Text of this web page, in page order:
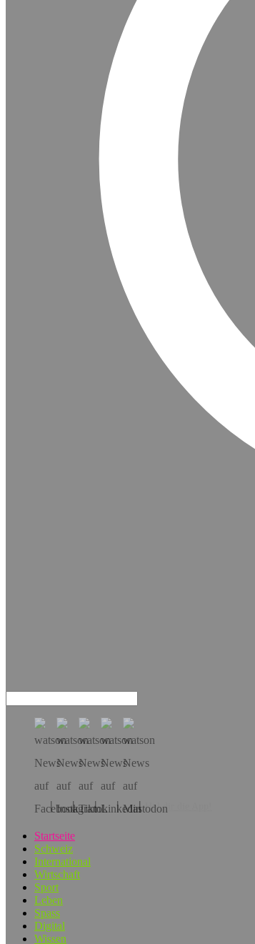
Hol dir die App!
Startseite
Schweiz
International
Wirtschaft
Sport
Leben
Spass
Digital
Wissen